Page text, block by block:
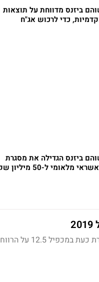
ביזנס מדווחת על תוצאות
כדי לרכוש אג"ח
ביזנס הגדילה את מסגרת
מלאומי ל-50 מיליון שקל
ההכנסות קפצו ב-72%. מניית החברה זינקה בכ-54% מתחילת השנה ונסחרת כעת במכפיל 12.5 על הרווח